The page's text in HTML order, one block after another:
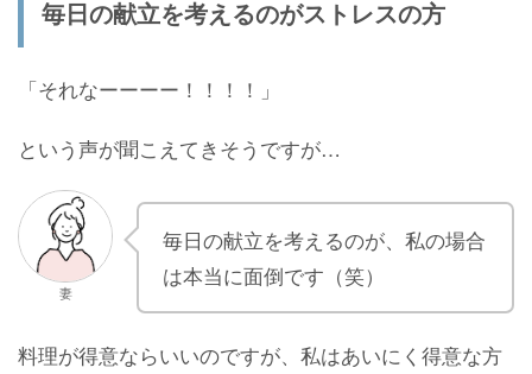
毎日の献立を考えるのがストレスの方
「それなーーーー！！！！」
という声が聞こえてきそうですが…
妻
毎日の献立を考えるのが、私の場合
は本当に面倒です（笑）
料理が得意ならいいのですが、私はあいにく得意な方